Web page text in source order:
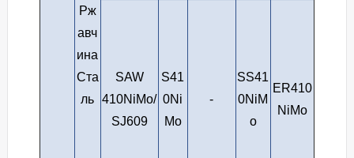
Рж
авч
ина
Ста
ль
SAW
410NiMo/
SJ609
S41
0Ni
Mo
-
SS41
0NiM
o
ER410
NiMo